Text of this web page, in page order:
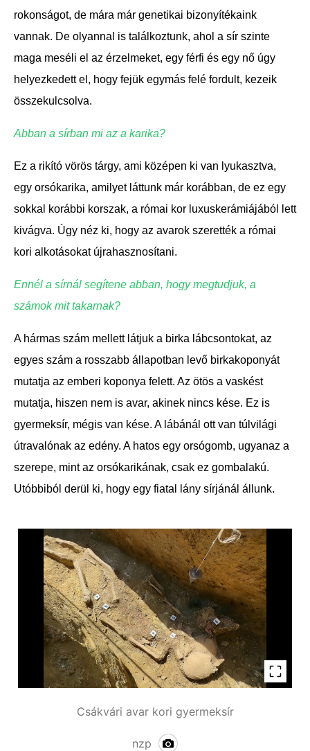
rokonságot, de mára már genetikai bizonyítékaink
vannak. De olyannal is találkoztunk, ahol a sír szinte
maga meséli el az érzelmeket, egy férfi és egy nő úgy
helyezkedett el, hogy fejük egymás felé fordult, kezeik
összekulcsolva.
Abban a sírban mi az a karika?
Ez a rikító vörös tárgy, ami középen ki van lyukasztva,
egy orsókarika, amilyet láttunk már korábban, de ez egy
sokkal korábbi korszak, a római kor luxuskerámiájából lett
kivágva. Úgy néz ki, hogy az avarok szerették a római
kori alkotásokat újrahasznosítani.
Ennél a sírnál segítene abban, hogy megtudjuk, a
számok mit takarnak?
A hármas szám mellett látjuk a birka lábcsontokat, az
egyes szám a rosszabb állapotban levő birkakoponyát
mutatja az emberi koponya felett. Az ötös a vaskést
mutatja, hiszen nem is avar, akinek nincs kése. Ez is
gyermeksír, mégis van kése. A lábánál ott van túlvilági
útravalónak az edény. A hatos egy orsógomb, ugyanaz a
szerepe, mint az orsókarikának, csak ez gombalakú.
Utóbbiból derül ki, hogy egy fiatal lány sírjánál állunk.
Csákvári avar kori gyermeksír
nzp